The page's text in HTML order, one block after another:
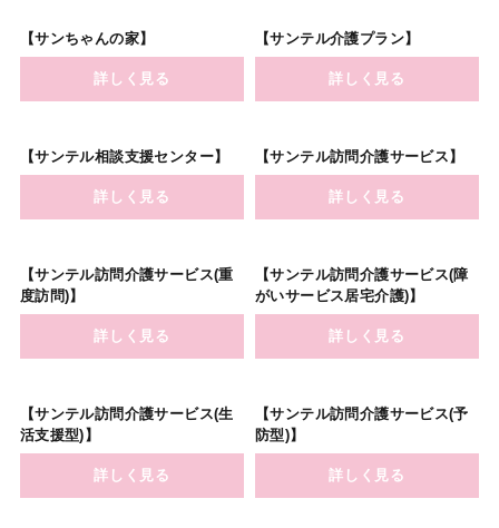
【サンちゃんの家】
詳しく見る
【サンテル介護プラン】
詳しく見る
【サンテル相談支援センター】
詳しく見る
【サンテル訪問介護サービス】
詳しく見る
【サンテル訪問介護サービス(重
度訪問)】
詳しく見る
【サンテル訪問介護サービス(障
がいサービス居宅介護)】
詳しく見る
【サンテル訪問介護サービス(生
活支援型)】
詳しく見る
【サンテル訪問介護サービス(予
防型)】
詳しく見る